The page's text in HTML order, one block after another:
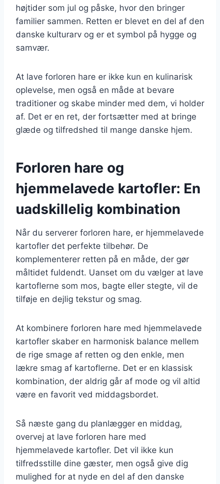
højtider som jul og påske, hvor den bringer
familier sammen. Retten er blevet en del af den
danske kulturarv og er et symbol på hygge og
samvær.
At lave forloren hare er ikke kun en kulinarisk
oplevelse, men også en måde at bevare
traditioner og skabe minder med dem, vi holder
af. Det er en ret, der fortsætter med at bringe
glæde og tilfredshed til mange danske hjem.
Forloren hare og
hjemmelavede kartofler: En
uadskillelig kombination
Når du serverer forloren hare, er hjemmelavede
kartofler det perfekte tilbehør. De
komplementerer retten på en måde, der gør
måltidet fuldendt. Uanset om du vælger at lave
kartoflerne som mos, bagte eller stegte, vil de
tilføje en dejlig tekstur og smag.
At kombinere forloren hare med hjemmelavede
kartofler skaber en harmonisk balance mellem
de rige smage af retten og den enkle, men
lækre smag af kartoflerne. Det er en klassisk
kombination, der aldrig går af mode og vil altid
være en favorit ved middagsbordet.
Så næste gang du planlægger en middag,
overvej at lave forloren hare med
hjemmelavede kartofler. Det vil ikke kun
tilfredsstille dine gæster, men også give dig
mulighed for at nyde en del af den danske